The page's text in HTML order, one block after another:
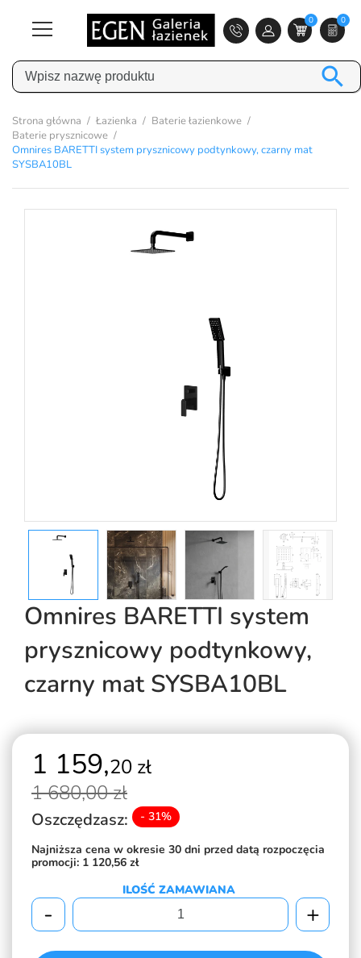
0 0

Strona główna Łazienka
Baterie łazienkowe
Baterie prysznicowe
Omnires BARETTI system prysznicowy podtynkowy, czarny mat
SYSBA10BL
Omnires BARETTI system
prysznicowy podtynkowy,
czarny mat SYSBA10BL
1 159,20 zł
1 680,00 zł
Oszczędzasz: - 31%
Najniższa cena w okresie 30 dni przed datą rozpoczęcia
promocji: 1 120,56 zł
ILOŚĆ ZAMAWIANA
- +